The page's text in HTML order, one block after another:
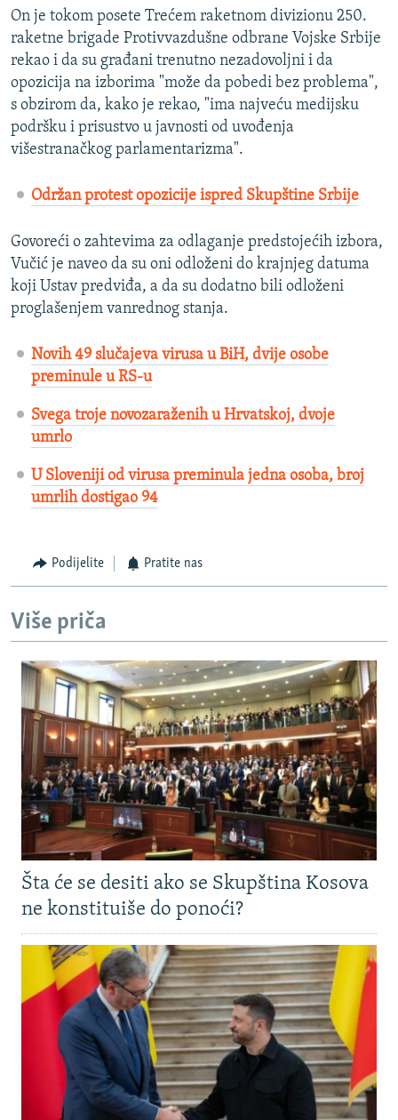
On je tokom posete Trećem raketnom divizionu 250.
raketne brigade Protivvazdušne odbrane Vojske Srbije
rekao i da su građani trenutno nezadovoljni i da
opozicija na izborima "može da pobedi bez problema",
s obzirom da, kako je rekao, "ima najveću medijsku
podršku i prisustvo u javnosti od uvođenja
višestranačkog parlamentarizma".
Održan protest opozicije ispred Skupštine Srbije
Govoreći o zahtevima za odlaganje predstojećih izbora,
Vučić je naveo da su oni odloženi do krajnjeg datuma
koji Ustav predviđa, a da su dodatno bili odloženi
proglašenjem vanrednog stanja.
Novih 49 slučajeva virusa u BiH, dvije osobe
preminule u RS-u
Svega troje novozaraženih u Hrvatskoj, dvoje
umrlo
U Sloveniji od virusa preminula jedna osoba, broj
umrlih dostigao 94
Podijelite Pratite nas
Više priča
Šta će se desiti ako se Skupština Kosova
ne konstituiše do ponoći?